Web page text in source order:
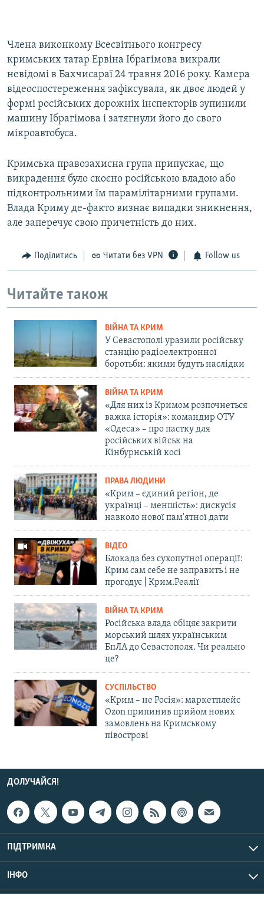
Члена виконкому Всесвітнього конгресу
кримських татар Ервіна Ібрагімова викрали
невідомі в Бахчисараї 24 травня 2016 року. Камера
відеоспостереження зафіксувала, як двоє людей у
формі російських дорожніх інспекторів зупинили
машину Ібрагімова і затягнули його до свого
мікроавтобуса.
Кримська правозахисна група припускає, що
викрадення було скоєно російською владою або
підконтрольними їм парамілітарними групами.
Влада Криму де-факто визнає випадки зникнення,
але заперечує свою причетність до них.
Поділитись Читати без VPN Follow us
Читайте також
ВІЙНА ТА КРИМ
У Севастополі уразили російську
станцію радіоелектронної
боротьби: якими будуть наслідки
ВІЙНА ТА КРИМ
«Для них із Кримом розпочнеться
важка історія»: командир ОТУ
«Одеса» – про пастку для
російських військ на
Кінбурнській косі
ПРАВА ЛЮДИНИ
«Крим – єдиний регіон, де
українці – меншість»: дискусія
навколо нової пам'ятної дати
ВІДЕО
Блокада без сухопутної операції:
Крим сам себе не заправить і не
прогодує | Крим.Реалії
ВІЙНА ТА КРИМ
Російська влада обіцяє закрити
морський шлях українським
БпЛА до Севастополя. Чи реально
це?
СУСПІЛЬСТВО
«Крим – не Росія»: маркетплейс
Ozon припинив прийом нових
замовлень на Кримському
півострові
ДОЛУЧАЙСЯ!
ПІДТРИМКА
ІНФО